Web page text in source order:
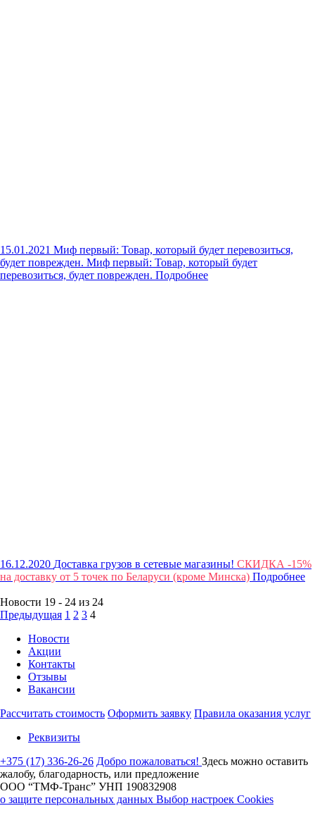
15.01.2021 Миф первый: Товар, который будет перевозиться,
будет поврежден. Миф первый: Товар, который будет
перевозиться, будет поврежден. Подробнее
16.12.2020 Доставка грузов в сетевые магазины! СКИДКА -15%
на доставку от 5 точек по Беларуси (кроме Минска) Подробнее
Новости 19 - 24 из 24
Предыдущая 1 2 3 4
Новости
Акции
Контакты
Отзывы
Вакансии
Рассчитать стоимость Оформить заявку Правила оказания услуг
Реквизиты
+375 (17) 336-26-26 Добро пожаловаться! Здесь можно оставить
жалобу, благодарность, или предложение
ООО “ТМФ-Транс” УНП 190832908
о защите персональных данных Выбор настроек Cookies